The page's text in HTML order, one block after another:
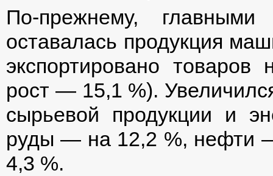
По-прежнему, главными
оставалась продукция
экспортировано
рост — 15,1 %).
сырьевой продукции и
руды — на 12,2 %, нефти
4,3 %.